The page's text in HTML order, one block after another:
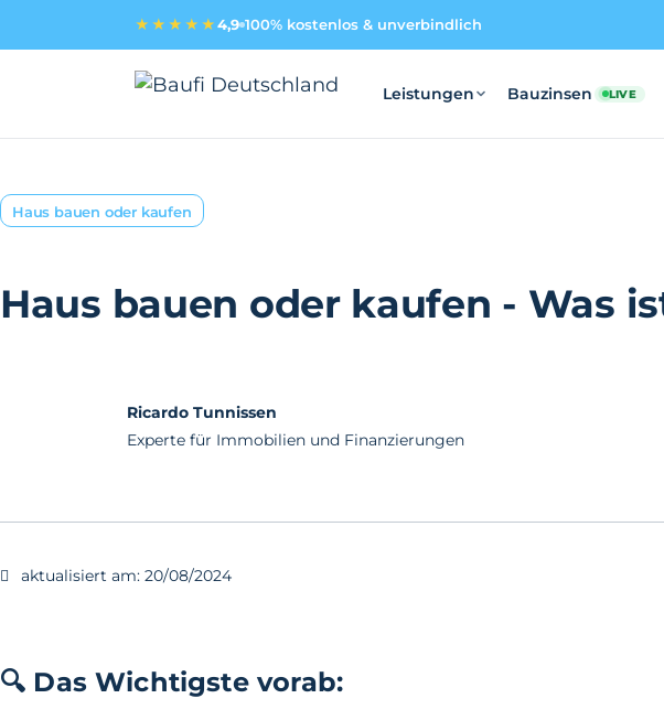
★★★★★ 4,9 100% kostenlos & unverbindlich
Leistungen Bauzinsen LIVE
Haus bauen oder kaufen
Haus bauen oder kaufen - Was
Ricardo Tunnissen
Experte für Immobilien und Finanzierungen
aktualisiert am: 20/08/2024
🔍 Das Wichtigste vorab: